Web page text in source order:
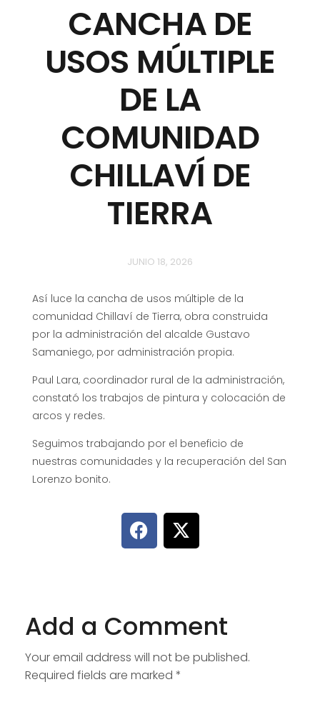
CANCHA DE
USOS MÚLTIPLE
DE LA
COMUNIDAD
CHILLAVÍ DE
TIERRA
JUNIO 18, 2026
Así luce la cancha de usos múltiple de la
comunidad Chillaví de Tierra, obra construida
por la administración del alcalde Gustavo
Samaniego, por administración propia.
Paul Lara, coordinador rural de la administración,
constató los trabajos de pintura y colocación de
arcos y redes.
Seguimos trabajando por el beneficio de
nuestras comunidades y la recuperación del San
Lorenzo bonito.
Add a Comment
Your email address will not be published.
Required fields are marked *